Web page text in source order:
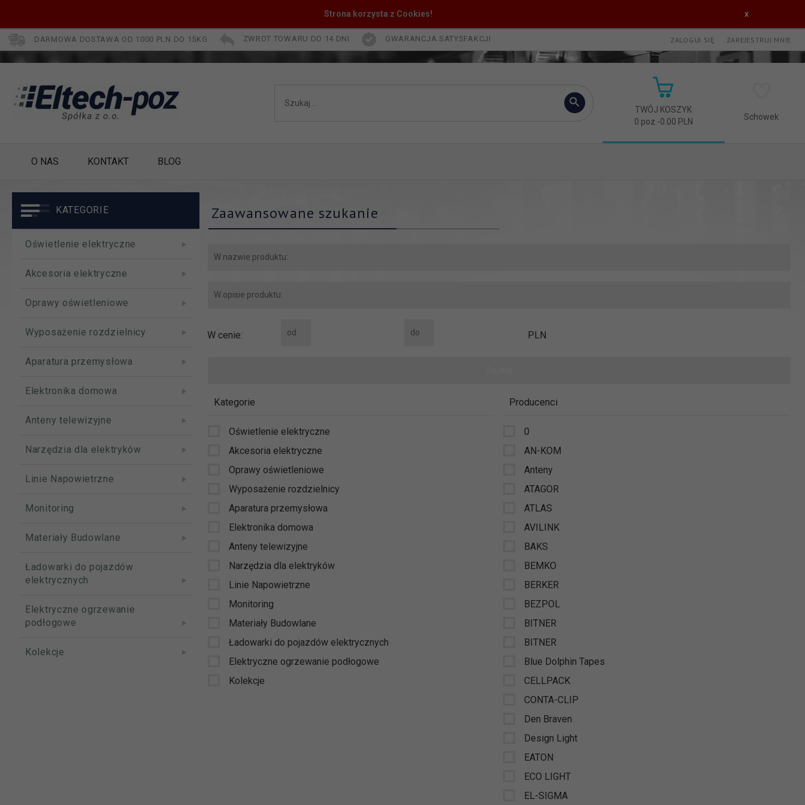
Strona korzysta z Cookies! x
DARMOWA DOSTAWA OD 1000 PLN DO 15KG ZWROT TOWARU DO 14 DNI GWARANCJA SATYSFAKCJI ZALOGUJ SIĘ ZAREJESTRUJ MNIE
TWÓJ KOSZYK
0 poz. -0.00 PLN Schowek
O NAS KONTAKT BLOG
KATEGORIE
Oświetlenie elektryczne
Akcesoria elektryczne
Oprawy oświetleniowe
Wyposażenie rozdzielnicy
Aparatura przemysłowa
Elektronika domowa
Anteny telewizyjne
Narzędzia dla elektryków
Linie Napowietrzne
Monitoring
Materiały Budowlane
Ładowarki do pojazdów
elektrycznych
Elektryczne ogrzewanie
podłogowe
Kolekcje
Zaawansowane szukanie
W cenie: PLN
Kategorie
Oświetlenie elektryczne
Akcesoria elektryczne
Oprawy oświetleniowe
Wyposażenie rozdzielnicy
Aparatura przemysłowa
Elektronika domowa
Anteny telewizyjne
Narzędzia dla elektryków
Linie Napowietrzne
Monitoring
Materiały Budowlane
Ładowarki do pojazdów elektrycznych
Elektryczne ogrzewanie podłogowe
Kolekcje
Producenci
0
AN-KOM
Anteny
ATAGOR
ATLAS
AVILINK
BAKS
BEMKO
BERKER
BEZPOL
BITNER
BITNER
Blue Dolphin Tapes
CELLPACK
CONTA-CLIP
Den Braven
Design Light
EATON
ECO LIGHT
EL-SIGMA